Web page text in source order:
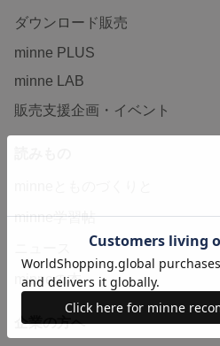
ダウンロード販売
minne PLUS
minne LAB
販売支援企画・イベント
minne学習帖
minneの本
企業の方へ